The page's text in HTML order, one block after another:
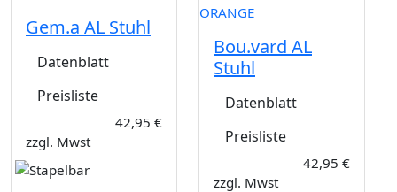
Gem.a AL Stuhl
Datenblatt
Preisliste
42,95 €
zzgl. Mwst
Bou.vard AL
Stuhl
Datenblatt
Preisliste
42,95 €
zzgl. Mwst